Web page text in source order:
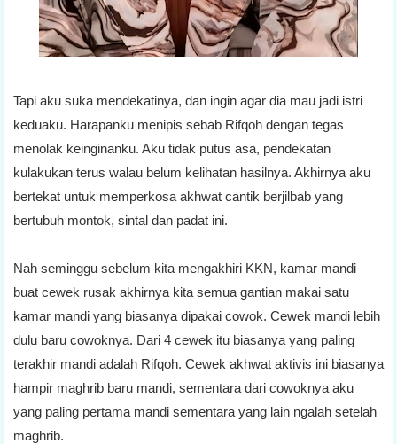
Tapi aku suka mendekatinya, dan ingin agar dia mau jadi istri
keduaku. Harapanku menipis sebab Rifqoh dengan tegas
menolak keinginanku. Aku tidak putus asa, pendekatan
kulakukan terus walau belum kelihatan hasilnya. Akhirnya aku
bertekat untuk memperkosa akhwat cantik berjilbab yang
bertubuh montok, sintal dan padat ini.
Nah seminggu sebelum kita mengakhiri KKN, kamar mandi
buat cewek rusak akhirnya kita semua gantian makai satu
kamar mandi yang biasanya dipakai cowok. Cewek mandi lebih
dulu baru cowoknya. Dari 4 cewek itu biasanya yang paling
terakhir mandi adalah Rifqoh. Cewek akhwat aktivis ini biasanya
hampir maghrib baru mandi, sementara dari cowoknya aku
yang paling pertama mandi sementara yang lain ngalah setelah
maghrib.